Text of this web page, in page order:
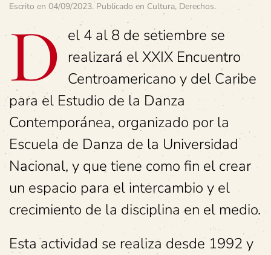
Escrito en 04/09/2023. Publicado en Cultura, Derechos.
D el 4 al 8 de setiembre se
realizará el XXIX Encuentro
Centroamericano y del Caribe
para el Estudio de la Danza
Contemporánea, organizado por la
Escuela de Danza de la Universidad
Nacional, y que tiene como fin el crear
un espacio para el intercambio y el
crecimiento de la disciplina en el medio.
Esta actividad se realiza desde 1992 y